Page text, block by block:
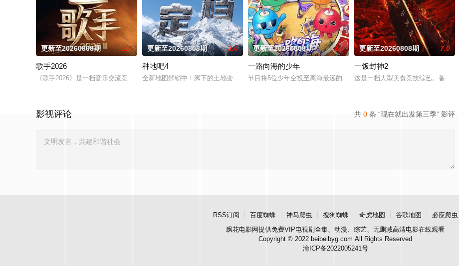
更新至20260808期 2.0
歌手2026
《歌手2026》是一档音乐交流竞技节目。节目集结全球实力唱将，在每周的直播比拼中高能开唱，演绎
更新至20260808期 3.0
种地吧4
全新地图解锁中！脚下的土地变了，但十个勤天那份“想把地种好”的滚烫初心不变！将“见天地之广阔，
更新至20260808期 2.0
一路向海的少年
节目将5位少年空投至离海最远的大陆腹地，他们只有一辆车和一车椰子
更新至20260808期 7.0
一饭封神2
这是一档大型美食竞技综艺。备受观
共 0 条 “现在就出发第三季” 影评
影视评论
RSS订阅 百度蜘蛛 神马爬虫 搜狗蜘蛛 奇虎地图 谷歌地图
必应爬虫
飘花电影网提供免费VIP电视剧全集、动漫、综艺、无删减高清电影在线观看
Copyright © 2022 beibeibyg.com All Rights Reserved
渝ICP备2022005241号